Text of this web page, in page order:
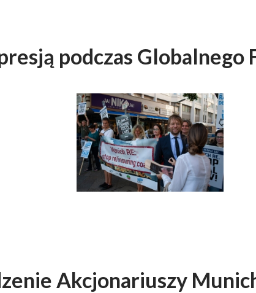
podczas
Akcjonariuszy